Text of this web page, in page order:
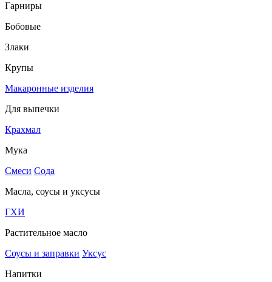
Гарниры
Бобовые
Злаки
Крупы
Макаронные изделия
Для выпечки
Крахмал
Мука
Смеси Сода
Масла, соусы и уксусы
ГХИ
Растительное масло
Соусы и заправки Уксус
Напитки